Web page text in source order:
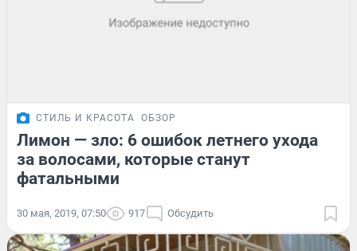
СТИЛЬ И КРАСОТА ОБЗОР
Лимон — зло: 6 ошибок летнего ухода
за волосами, которые станут
фатальными
30 мая, 2019, 07:50 917 Обсудить